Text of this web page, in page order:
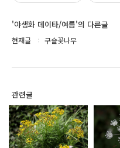
'야생화 데이타/여름'의 다른글
현재글 구슬꽃나무
관련글